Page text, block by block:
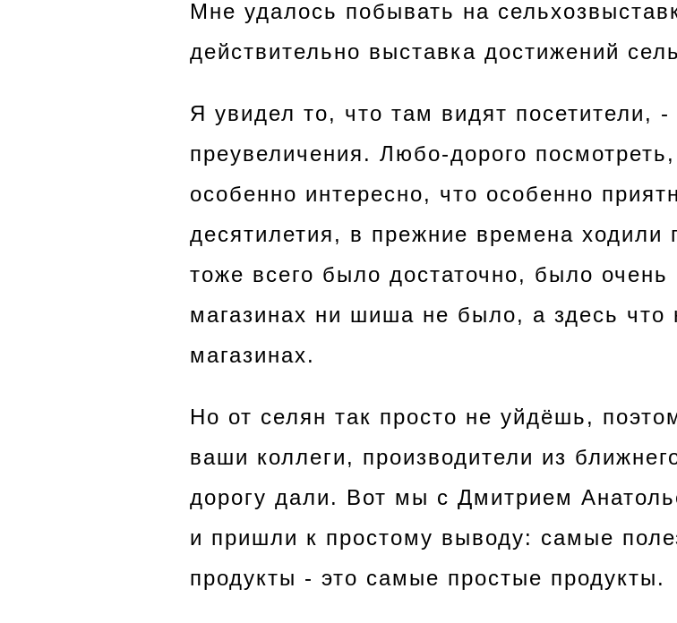
Мне удалось побывать на
действительно выставка достижений
Я увидел то, что там видят посетители, -
преувеличения. Любо-дорого
особенно интересно, что особенно
десятилетия, в прежние времена
тоже всего было достаточно, было очень
магазинах ни шиша не было, а здесь что
магазинах.
Но от селян так просто не уйдёшь,
ваши коллеги, производители из
дорогу дали. Вот мы с Дмитрием
и пришли к простому выводу: самые
продукты - это самые простые продукты.